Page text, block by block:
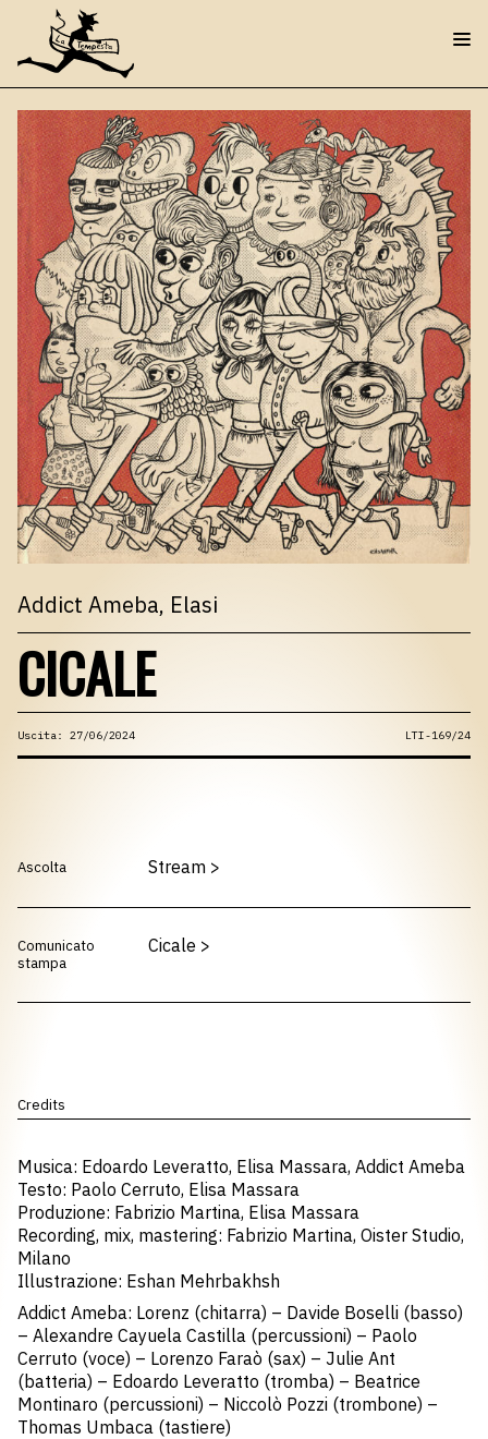
Addict Ameba, Elasi
CICALE
Uscita: 27/06/2024 LTI-169/24
Ascolta Stream >
Comunicato
stampa
Cicale >
Credits
Musica: Edoardo Leveratto, Elisa Massara, Addict Ameba
Testo: Paolo Cerruto, Elisa Massara
Produzione: Fabrizio Martina, Elisa Massara
Recording, mix, mastering: Fabrizio Martina, Oister Studio,
Milano
Illustrazione: Eshan Mehrbakhsh
Addict Ameba: Lorenz (chitarra) – Davide Boselli (basso)
– Alexandre Cayuela Castilla (percussioni) – Paolo
Cerruto (voce) – Lorenzo Faraò (sax) – Julie Ant
(batteria) – Edoardo Leveratto (tromba) – Beatrice
Montinaro (percussioni) – Niccolò Pozzi (trombone) –
Thomas Umbaca (tastiere)